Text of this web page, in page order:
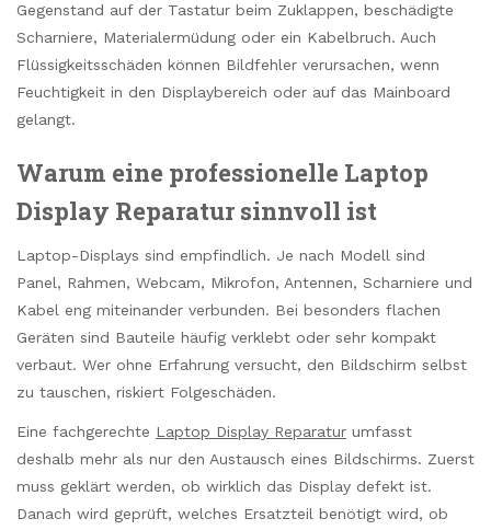
Gegenstand auf der Tastatur beim Zuklappen, beschädigte
Scharniere, Materialermüdung oder ein Kabelbruch. Auch
Flüssigkeitsschäden können Bildfehler verursachen, wenn
Feuchtigkeit in den Displaybereich oder auf das Mainboard
gelangt.
Warum eine professionelle Laptop
Display Reparatur sinnvoll ist
Laptop-Displays sind empfindlich. Je nach Modell sind
Panel, Rahmen, Webcam, Mikrofon, Antennen, Scharniere und
Kabel eng miteinander verbunden. Bei besonders flachen
Geräten sind Bauteile häufig verklebt oder sehr kompakt
verbaut. Wer ohne Erfahrung versucht, den Bildschirm selbst
zu tauschen, riskiert Folgeschäden.
Eine fachgerechte Laptop Display Reparatur umfasst
deshalb mehr als nur den Austausch eines Bildschirms. Zuerst
muss geklärt werden, ob wirklich das Display defekt ist.
Danach wird geprüft, welches Ersatzteil benötigt wird, ob